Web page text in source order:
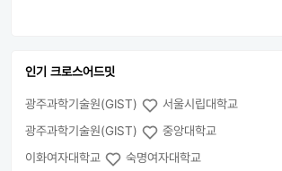
인기 크로스어드밋
광주과학기술원(GIST)
서울시립대학교
광주과학기술원(GIST)
중앙대학교
이화여자대학교
숙명여자대학교